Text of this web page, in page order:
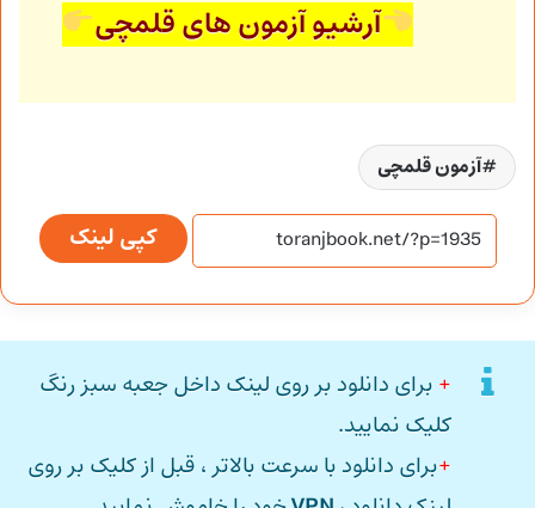
آرشیو آزمون های قلمچی
آزمون قلمچی
کپی لینک
+ برای دانلود بر روی لینک داخل جعبه سبز رنگ
کلیک نمایید.
+برای دانلود با سرعت بالاتر ، قبل از کلیک بر روی